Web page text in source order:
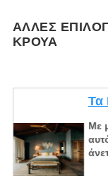
ΆΛΛΕΣ
ΚΡΟΥΆ
Τα
Με